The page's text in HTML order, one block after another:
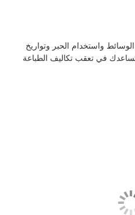
واستخدام الحبر وتواريخ
في تعقب تكاليف الطباعة